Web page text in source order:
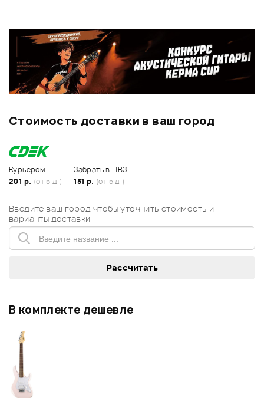
Стоимость доставки в ваш город
Курьером
201 р. (от 5 д.)
Забрать в ПВЗ
151 р. (от 5 д.)
Введите ваш город чтобы уточнить стоимость и
варианты доставки
В комплекте дешевле